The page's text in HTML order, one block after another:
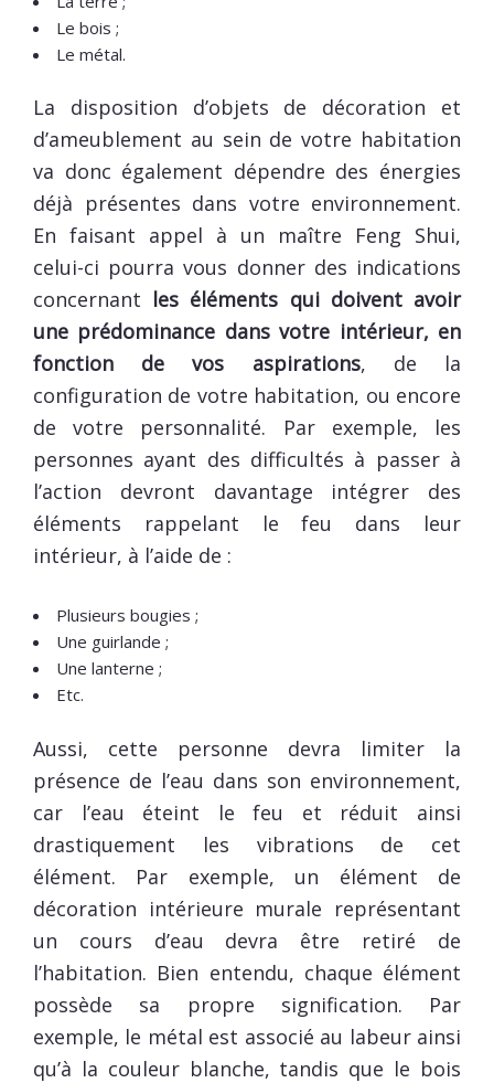
Le bois ;
Le métal.
La disposition d’objets de décoration et
d’ameublement au sein de votre habitation
va donc également dépendre des énergies
déjà présentes dans votre environnement.
En faisant appel à un maître Feng Shui,
celui-ci pourra vous donner des indications
concernant les éléments qui doivent avoir
une prédominance dans votre intérieur, en
fonction de vos aspirations, de la
configuration de votre habitation, ou encore
de votre personnalité. Par exemple, les
personnes ayant des difficultés à passer à
l’action devront davantage intégrer des
éléments rappelant le feu dans leur
intérieur, à l’aide de :
Plusieurs bougies ;
Une guirlande ;
Une lanterne ;
Etc.
Aussi, cette personne devra limiter la
présence de l’eau dans son environnement,
car l’eau éteint le feu et réduit ainsi
drastiquement les vibrations de cet
élément. Par exemple, un élément de
décoration intérieure murale représentant
un cours d’eau devra être retiré de
l’habitation. Bien entendu, chaque élément
possède sa propre signification. Par
exemple, le métal est associé au labeur ainsi
qu’à la couleur blanche, tandis que le bois